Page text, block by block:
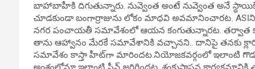
బాహాబాహీకి దిగుతున్నారు. నువ్వెంత అంటే నువ్వెంత అనే
చూడకుండా బంగార్రాజును లోకం మాధవి అవమానించారట.
నగర పంచాయతీ సమావేశంలో ఆయన కంగుతున్నారట. తర్వాత
తాను ఆహ్వానం మేరకే సమావేశానికి వచ్చానని.. దానిపై తనకు
సమావేశం కాస్తా హీట్‌గా మారిందట.నియోజకవర్గంలో ఇలాంటి